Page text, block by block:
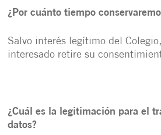
¿Por cuánto tiempo
Salvo interés legítimo del
interesado retire su
¿Cuál es la legitimación para el
datos?